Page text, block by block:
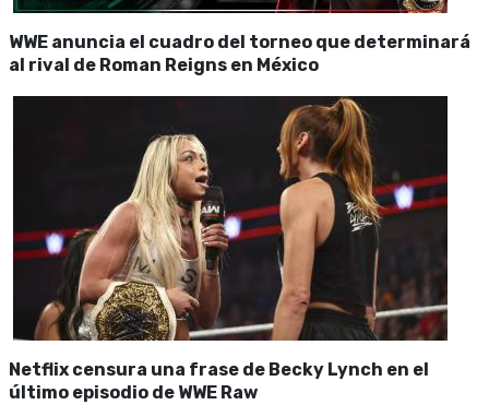
WWE anuncia el cuadro del torneo que determinará
al rival de Roman Reigns en México
Netflix censura una frase de Becky Lynch en el
último episodio de WWE Raw